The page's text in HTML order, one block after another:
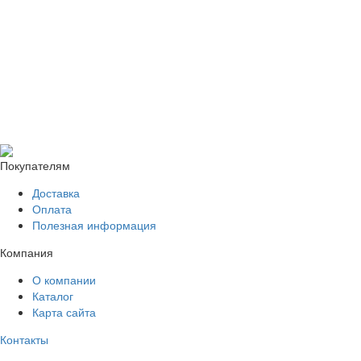
Покупателям
Доставка
Оплата
Полезная информация
Компания
О компании
Каталог
Карта сайта
Контакты